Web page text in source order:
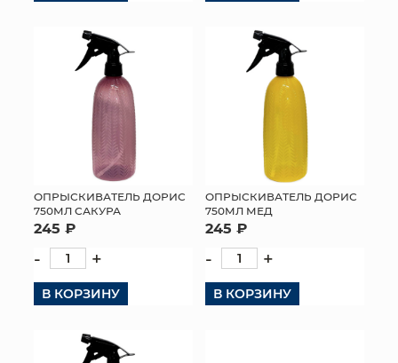
ОПРЫСКИВАТЕЛЬ ДОРИС
750МЛ САКУРА
245 ₽
- +
В КОРЗИНУ
ОПРЫСКИВАТЕЛЬ ДОРИС
750МЛ МЕД
245 ₽
- +
В КОРЗИНУ